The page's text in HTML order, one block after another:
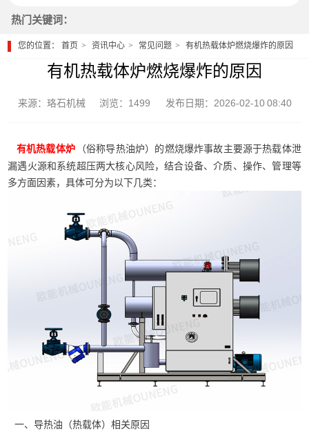
热门关键词：
您的位置：首页 资讯中心 常见问题 有机热载体炉燃烧爆炸的原因
有机热载体炉燃烧爆炸的原因
来源：珞石机械 浏览：1499 发布日期：2026-02-10 08:40
有机热载体炉
（俗称导热油炉）的燃烧爆炸事故主要源于热载体泄
漏遇火源和系统超压两大核心风险，结合设备、介质、操作、管理等
多方面因素，具体可分为以下几类：
一、导热油（热载体）相关原因